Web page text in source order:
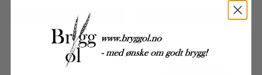
Legg I Handlekurv
Legg I Handlekurv